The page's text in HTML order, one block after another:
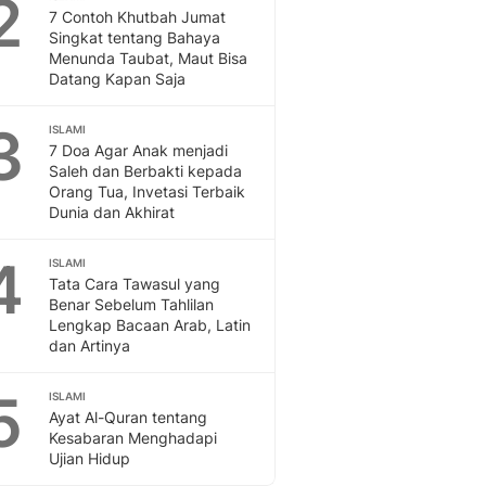
7 Contoh Khutbah Jumat
Singkat tentang Bahaya
Menunda Taubat, Maut Bisa
Datang Kapan Saja
ISLAMI
7 Doa Agar Anak menjadi
Saleh dan Berbakti kepada
Orang Tua, Invetasi Terbaik
Dunia dan Akhirat
ISLAMI
Tata Cara Tawasul yang
Benar Sebelum Tahlilan
Lengkap Bacaan Arab, Latin
dan Artinya
ISLAMI
Ayat Al-Quran tentang
Kesabaran Menghadapi
Ujian Hidup